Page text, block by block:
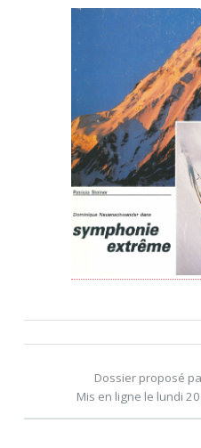
Dossier proposé
Mis en ligne le lundi